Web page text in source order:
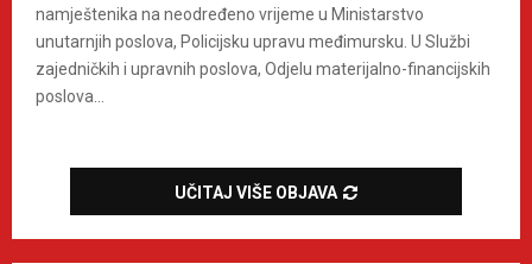
namještenika na neodređeno vrijeme u Ministarstvo
unutarnjih poslova, Policijsku upravu međimursku. U Službi
zajedničkih i upravnih poslova, Odjelu materijalno-financijskih
poslova...
UČITAJ VIŠE OBJAVA